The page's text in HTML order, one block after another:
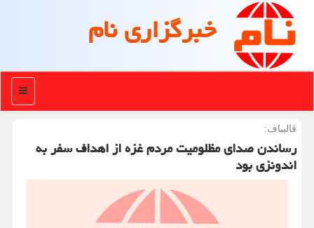
خبرگزاری نام
منو
قالیباف:
رساندن صدای مظلومیت مردم غزه از اهداف سفر به
اندونزی بود